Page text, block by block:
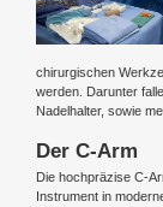
chirurgischen
werden. Darunter
Nadelhalter, sowie
Der C-Arm
Die hochpräzise C-
Instrument in